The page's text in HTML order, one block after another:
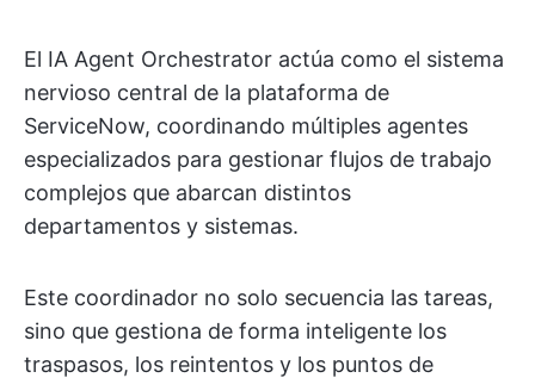
El IA Agent Orchestrator actúa como el sistema
nervioso central de la plataforma de
ServiceNow, coordinando múltiples agentes
especializados para gestionar flujos de trabajo
complejos que abarcan distintos
departamentos y sistemas.
Este coordinador no solo secuencia las tareas,
sino que gestiona de forma inteligente los
traspasos, los reintentos y los puntos de